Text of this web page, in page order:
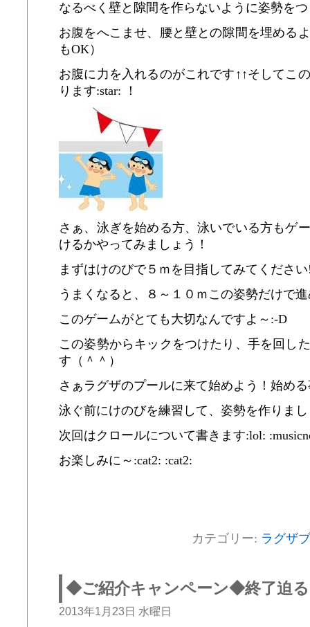
なるべく壁と隙間を作らないように姿勢を
お腹をへこませ、腰と壁との隙間を埋める
もOK）
お腹に力を入れるのがこれです↑↑そしてこ
ります:star: ！
さぁ、泳ぎを始める方、泳いでいる方もゲ
けるかやってみましょう！
まずはけのびで５ｍを目指してみてくださ
うまくなると、８～１０ｍこの姿勢だけで
このゲームがとても大切なんですよ～:-D
この姿勢からキックをつけたり、手を回し
す（＾＾）
さぁラグザのプールに来て始めよう！始め
泳ぐ前にけのびを練習して、姿勢を作りま
次回はクロールについて書きます:lol:
お楽しみに～:cat2: :cat2:
カテゴリー: ラグザ
◆ご紹介キャンペーン◆終了迫
2013年1月23日 水曜日